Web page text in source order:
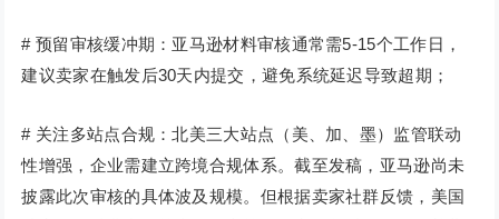
# 预留审核缓冲期：亚马逊材料审核通常需5-15个工作日，
建议卖家在触发后30天内提交，避免系统延迟导致超期；
# 关注多站点合规：北美三大站点（美、加、墨）监管联动
性增强，企业需建立跨境合规体系。截至发稿，亚马逊尚未
披露此次审核的具体波及规模。但根据卖家社群反馈，美国